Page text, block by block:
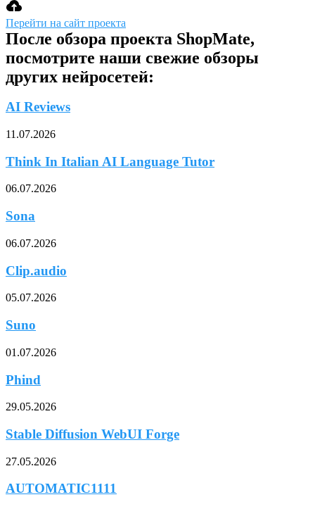
Перейти на сайт проекта
После обзора проекта ShopMate,
посмотрите наши свежие обзоры
других нейросетей:
AI Reviews
11.07.2026
Think In Italian AI Language Tutor
06.07.2026
Sona
06.07.2026
Clip.audio
05.07.2026
Suno
01.07.2026
Phind
29.05.2026
Stable Diffusion WebUI Forge
27.05.2026
AUTOMATIC1111